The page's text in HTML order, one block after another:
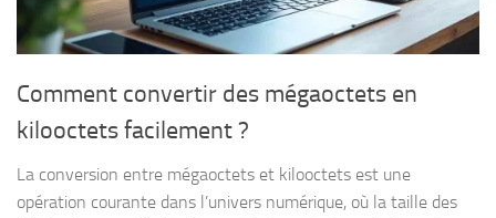
Comment convertir des mégaoctets en
kilooctets facilement ?
La conversion entre mégaoctets et kilooctets est une
opération courante dans l’univers numérique, où la taille des